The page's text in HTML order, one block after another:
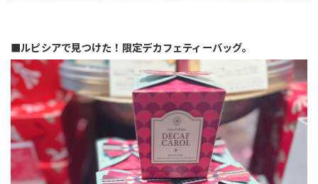
■ルピシアで見つけた！限定デカフェティーバッグ。